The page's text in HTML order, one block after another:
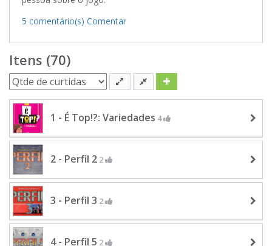
5 comentário(s) Comentar
Itens (70)
1 - É Top!?: Variedades 4
2 - Perfil 2 2
3 - Perfil 3 2
4 - Perfil 5 2